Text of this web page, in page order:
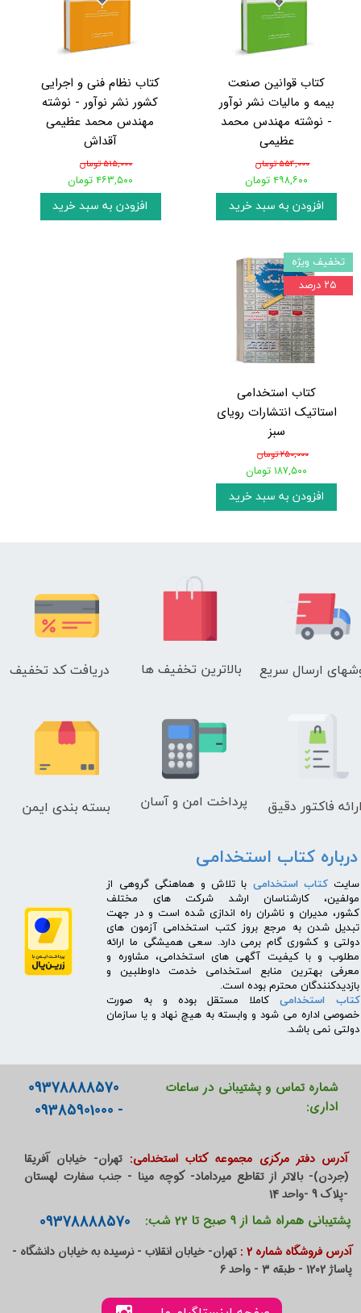
کتاب قوانین صنعت
بیمه و مالیات نشر نوآور
- نوشته مهندس محمد
عظیمی
۵۵۴,۰۰۰ تومان
۴۹۸,۶۰۰ تومان
افزودن به سبد خرید
کتاب نظام فنی و اجرایی
کشور نشر نوآور - نوشته
مهندس محمد عظیمی
آقداش
۵۱۵,۰۰۰ تومان
۴۶۳,۵۰۰ تومان
افزودن به سبد خرید
کتاب استخدامی
استاتیک انتشارات رویای
سبز
۲۵۰,۰۰۰ تومان
۱۸۷,۵۰۰ تومان
افزودن به سبد خرید
تخفیف ویژه
۲۵ درصد
ارسال سریع دریافت کد تخفیف بالاترین تخفیف ها
بسته بندی ایمن فاکتور دقیق پرداخت امن و آسان
درباره کتاب استخدامی
​سایت کتاب استخدامی با تلاش و هماهنگی گروهی از
مولفین، کارشناسان ارشد شرکت های مختلف
کشور، مدیران و ناشران راه اندازی شده است و در جهت
تبدیل شدن به مرجع بروز کتب استخدامی آزمون های
دولتی و کشوری گام برمی دارد. سعی همیشگی ما ارائه
مطلوب و با کیفیت آگهی های استخدامی، مشاوره و
معرفی بهترین منابع استخدامی خدمت داوطلبین و
بازدیدکنندگان محترم بوده است.
کتاب استخدامیکاملا مستقل بوده و به صورت
خصوصی اداره می شود و وابسته به هیچ نهاد و یا سازمان
دولتی نمی باشد.
شماره تماس و پشتیبانی در ساعات
اداری:
09378888570
- 09385901000
آدرس دفتر مرکزی مجموعه کتاب استخدامی: تهران- خیابان آفریقا
(جردن)- بالاتر از تقاطع میرداماد- کوچه مینا - جنب سفارت لهستان
-پلاک 9 -واحد 14
پشتیبانی همراه شما از 9 صبح تا 22 شب: 09378888570
آدرس فروشگاه شماره 2 :
تهران- خیابان انقلاب - نرسیده به خیابان دانشگاه -
پاساژ 1202 - طبقه 3 - واحد 6